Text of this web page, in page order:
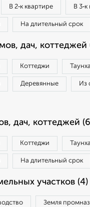
В 2‑к квартире В
На длительный срок
дач, коттеджей
Коттеджи
Деревянные Из
дач, коттеджей
Коттеджи
На длительный срок
участков (4)
Земля